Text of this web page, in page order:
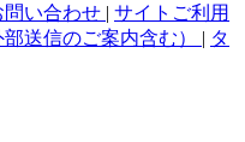
い合わせ | サイトご利用
送信のご案内含む） | タ